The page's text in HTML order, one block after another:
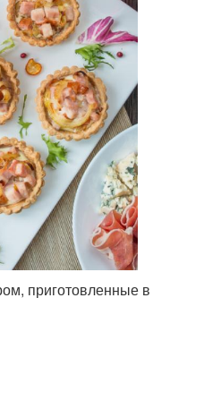
приготовленные в